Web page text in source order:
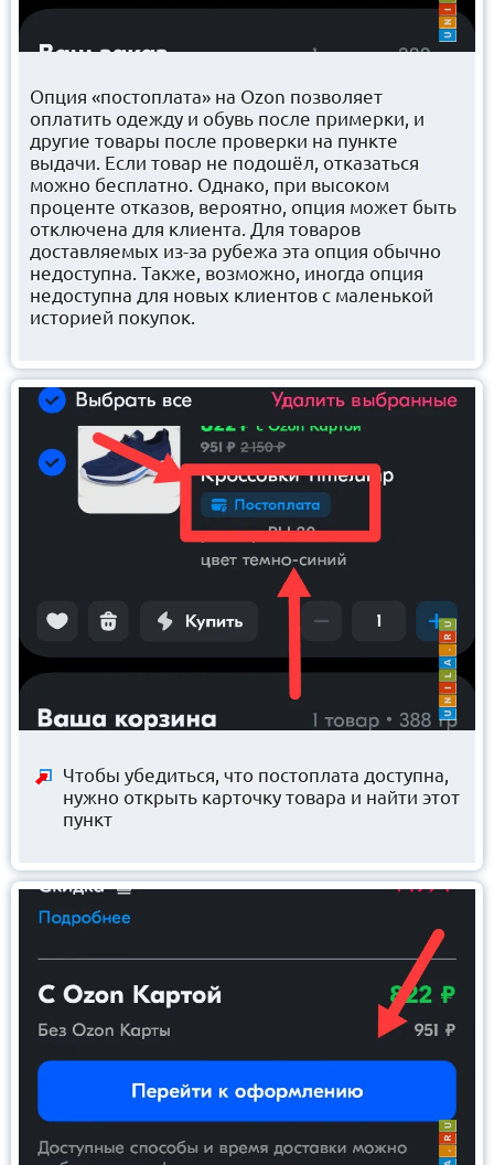
Опция «постоплата» на Ozon позволяет
оплатить одежду и обувь после примерки, и
другие товары после проверки на пункте
выдачи. Если товар не подошёл, отказаться
можно бесплатно. Однако, при высоком
проценте отказов, вероятно, опция может быть
отключена для клиента. Для товаров
доставляемых из-за рубежа эта опция обычно
недоступна. Также, возможно, иногда опция
недоступна для новых клиентов с маленькой
историей покупок.
Чтобы убедиться, что постоплата доступна,
нужно открыть карточку товара и найти этот
пункт